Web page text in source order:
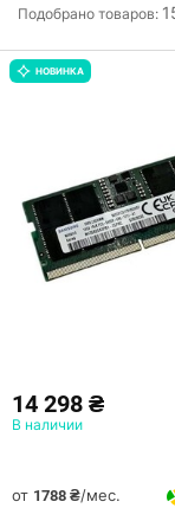
Подобрано товаров:
НОВИНКА
14 298 ₴
В наличии
от 1788 ₴/мес.